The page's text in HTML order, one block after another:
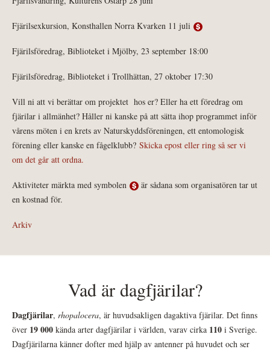
Fjärilsexkursion, Konsthallen Norra Kvarken 11 juli
Fjärilsföredrag, Biblioteket i Mjölby, 23 september 18:00
Fjärilsföredrag, Biblioteket i Trollhättan, 27 oktober 17:30
Vill ni att vi berättar om projektet hos er? Eller ha ett föredrag om
fjärilar i allmänhet? Håller ni kanske på att sätta ihop programmet inför
vårens möten i en krets av Naturskyddsföreningen, ett entomologisk
förening eller kanske en fågelklubb? Skicka epost eller ring så ser vi
om det går att ordna.
Aktiviteter märkta med symbolen
är sådana som organisatören tar ut
en kostnad för.
Arkiv
Vad är dagfjärilar?
Dagfjärilar, rhopalocera, är huvudsakligen dagaktiva fjärilar. Det finns
över 19 000 kända arter dagfjärilar i världen, varav cirka 110 i Sverige.
Dagfjärilarna känner dofter med hjälp av antenner på huvudet och ser